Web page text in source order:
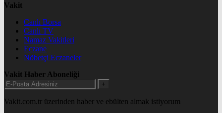
Vakit
Canlı Borsa
Canlı TV
Namaz Vakitleri
Eczane
Nöbetçi Eczaneler
Vakit Haber Aboneliği
+
Vakit.com.tr üzerinden haber ve ebülten almak istiyorum